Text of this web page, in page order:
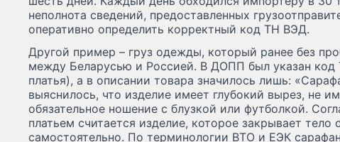
неполнота сведений, предоставленных
оперативно определить корректный код ТН ВЭД.
Другой пример – груз одежды, который ранее без
между Беларусью и Россией. В ДОПП был указан
платья), а в описании товара значилось лишь:
выяснилось, что изделие имеет глубокий вырез, не
обязательное ношение с блузкой или футболкой.
платьем считается изделие, которое закрывает
самостоятельно. По терминологии ВТО и ЕЭК